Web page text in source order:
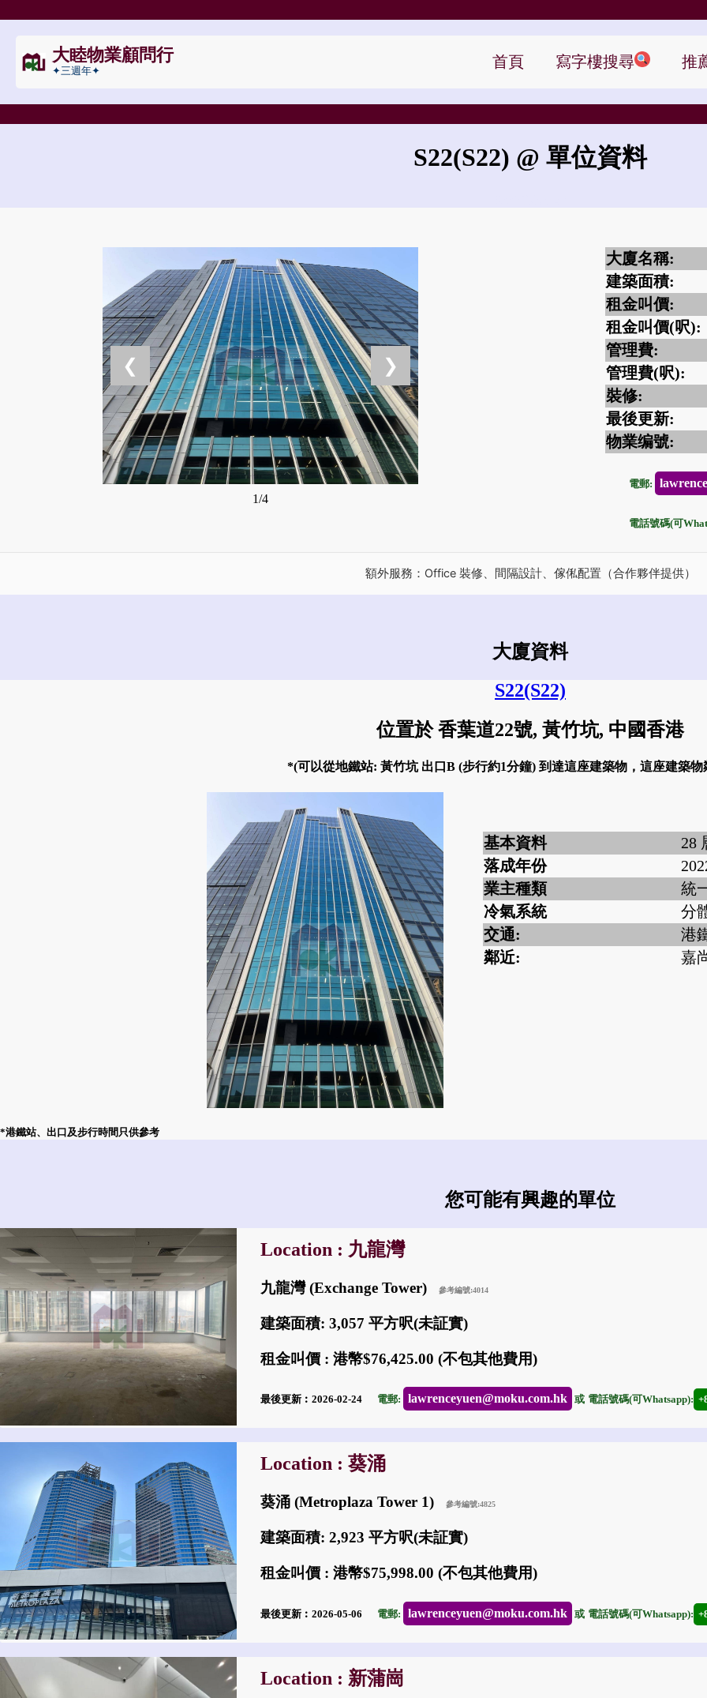
大睦物業顧問行
✦三週年✦
首頁 寫字樓搜尋 推
S22(S22) @ 單位資料
❮ ❯
1/4
大廈名稱:
建築面積:
租金叫價:
租金叫價(呎):
管理費:
管理費(呎):
裝修:
最後更新:
物業编號:
電郵:
電話號碼(可
額外服務：Office 裝修、間隔設計、傢俬配置（合作夥伴提供）
大廈資料
S22(S22)
位置於 香葉道22號, 黃竹坑, 中國香港
*(可以從地鐵站: 黃竹坑 出口B (步行約1分鐘) 到達這座建築物，這座建築物
基本資料
28
落成年份
業主種類
統
冷氣系統
分
交通:
港
鄰近:
嘉
*港鐵站、出口及步行時間只供參考
您可能有興趣的單位
Location : 九龍灣
九龍灣 (Exchange Tower) 參考編號:4014
建築面積: 3,057 平方呎(未証實)
租金叫價 : 港幣$76,425.00 (不包其他費用)
最後更新︰2026-02-24 電郵: lawrenceyuen@moku.com.hk 或 電話號碼(可Whatsapp):
Location : 葵涌
葵涌 (Metroplaza Tower 1) 參考編號:4825
建築面積: 2,923 平方呎(未証實)
租金叫價 : 港幣$75,998.00 (不包其他費用)
最後更新︰2026-05-06 電郵: lawrenceyuen@moku.com.hk 或 電話號碼(可Whatsapp):
Location : 新蒲崗